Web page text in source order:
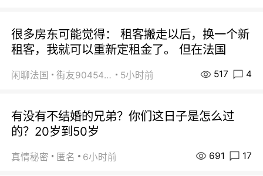
很多房东可能觉得： 租客搬走以后，换一个新
租客，我就可以重新定租金了。 但在法国
闲聊法国 街友90454511 5小时前 517 4
有没有不结婚的兄弟？你们这日子是怎么过
的？20岁到50岁
真情秘密 匿名 6小时前 691 17